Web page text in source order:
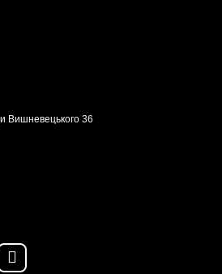
Вишневецького 36